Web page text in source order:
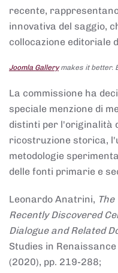
recente,
innovativa del saggio,
collocazione editoriale
Joomla Gallerymakes it better.
La commissione ha
speciale menzione di
distinti per l'originalità
ricostruzione storica,
metodologie
delle fonti primarie e
Leonardo Anatrini,
Recently Discovered
Dialogue and Related
Studies in
(2020), pp. 219-288;